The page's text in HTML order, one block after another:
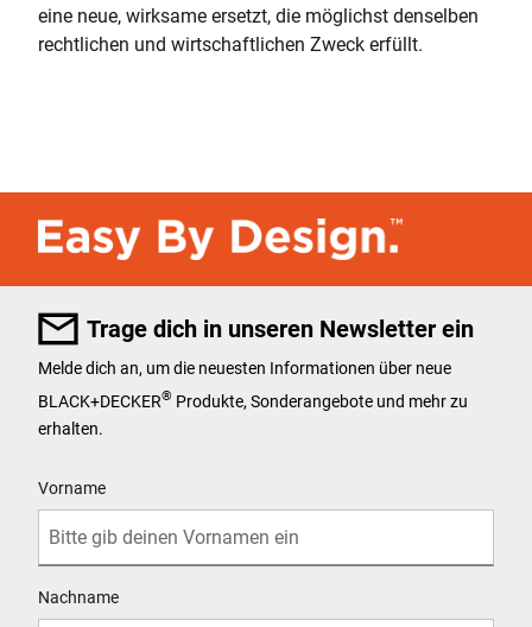
eine neue, wirksame ersetzt, die möglichst denselben
rechtlichen und wirtschaftlichen Zweck erfüllt.
Trage dich in unseren Newsletter ein
Melde dich an, um die neuesten Informationen über neue
BLACK+DECKER® Produkte, Sonderangebote und mehr zu
erhalten.
Vorname
Nachname